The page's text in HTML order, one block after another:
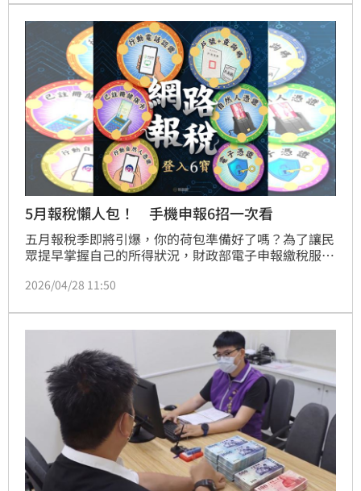
先自行檢視所得資料，若發現股利重複可自行刪除；若
採臨櫃報稅，也可請國稅局人員協助處理。
5月報稅懶人包！ 手機申報6招一次看
五月報稅季即將引爆，你的荷包準備好了嗎？為了讓民
眾提早掌握自己的所得狀況，財政部電子申報繳稅服務
雖然正式繳錢的期限是從5月1日才開始，但現在就能搶
上繳國家多少「血汗錢」，避免到時候手忙腳亂。
2026/04/28 11:50